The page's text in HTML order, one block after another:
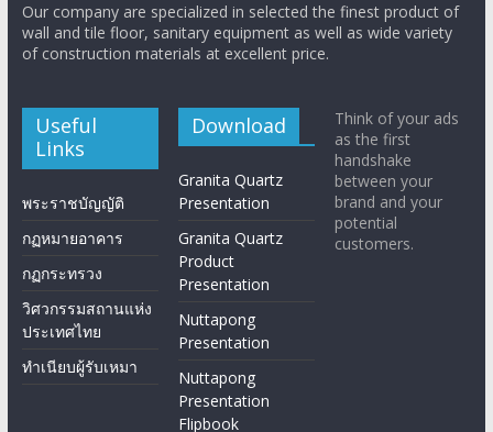
Our company are specialized in selected the finest product of
wall and tile floor, sanitary equipment as well as wide variety
of construction materials at excellent price.
Useful
Links
พระราชบัญญัติ
กฏหมายอาคาร
กฏกระทรวง
วิศวกรรมสถานแห่ง
ประเทศไทย
ทำเนียบผู้รับเหมา
Download
Granita Quartz
Presentation
Granita Quartz
Product
Presentation
Nuttapong
Presentation
Nuttapong
Presentation
Flipbook
Think of your ads
as the first
handshake
between your
brand and your
potential
customers.